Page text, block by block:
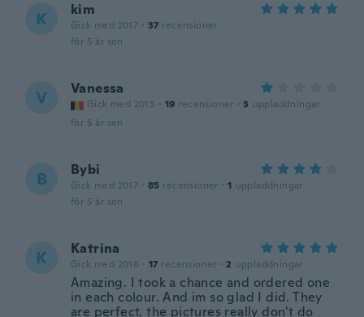
K kim
Gick med 2017 · 37 recensioner
för 5 år sen
V Vanessa
Gick med 2015 · 19 recensioner · 3 uppladdningar
för 5 år sen
B Bybi
Gick med 2017 · 85 recensioner · 1 uppladdningar
för 5 år sen
K Katrina
Gick med 2016 · 17 recensioner · 2 uppladdningar
Amazing. I took a chance and ordered one
in each colour. And im so glad I did. They
are perfect, the pictures really don't do